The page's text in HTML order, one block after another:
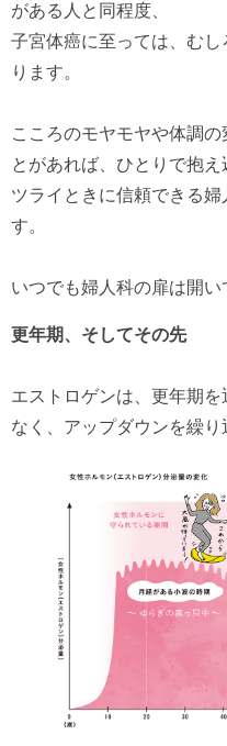
がある人と同程度、
子宮体癌に至っては、む
ります。
こころのモヤモヤや体調
とがあれば、ひとりで抱え
ツライときに信頼できる
す。
いつでも婦人科の扉は開い
更年期、そしてその先
エストロゲンは、更年期
なく、アップダウンを繰り